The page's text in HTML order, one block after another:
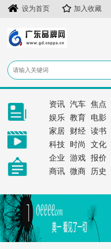
设为首页 加入收藏
资讯 汽车 焦点
娱乐
教育 电影
家居
财经 读书
科技
时尚 文化
企业
游戏 报价
商讯
微商 历史